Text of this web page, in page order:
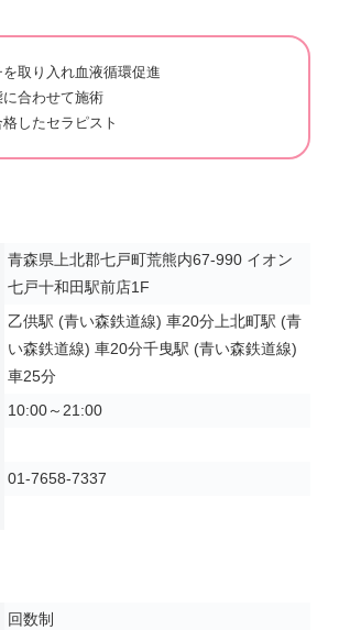
取り入れ血液循環促進
合わせて施術
したセラピスト
青森県上北郡七戸町荒熊内67-990 イオン
七戸十和田駅前店1F
乙供駅 (青い森鉄道線) 車20分上北町駅 (青
い森鉄道線) 車20分千曳駅 (青い森鉄道線)
車25分
10:00～21:00
01-7658-7337
回数制